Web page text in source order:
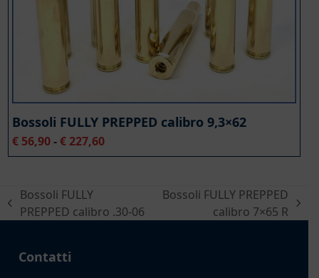
Bossoli FULLY PREPPED calibro 9,3×62
€56,90-€227,60Fascia
di
a
post
Bossoli FULLY
PREPPED calibro .30-06
Bossoli FULLY PREPPED
calibro 7×65 R
Contatti